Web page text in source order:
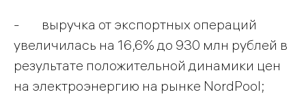
- выручка от экспортных операций
увеличилась на 16,6% до 930 млн рублей в
результате положительной динамики цен
на электроэнергию на рынке NordPool;